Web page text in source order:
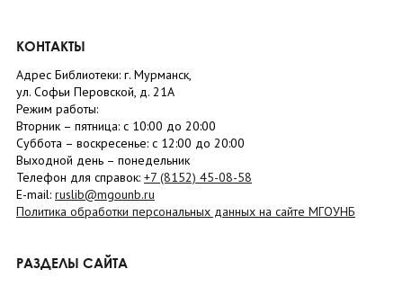
КОНТАКТЫ
Адрес Библиотеки: г. Мурманск,
ул. Софьи Перовской, д. 21А
Режим работы:
Вторник – пятница: с 10:00 до 20:00
Суббота – воскресенье: c 12:00 до 20:00
Выходной день – понедельник
Телефон для справок: +7 (8152) 45-08-58
E-mail: ruslib@mgounb.ru
Политика обработки персональных данных на сайте МГОУНБ
РАЗДЕЛЫ САЙТА